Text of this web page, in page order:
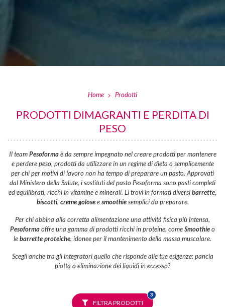
Home Prodotti
PRODOTTI DIMAGRANTI E PERDITA DI
PESO
Il teamPesoformaè da sempre impegnato nel creare prodotti per mantenere
e perdere peso, prodotti da utilizzare in un regime di dieta o semplicemente
per chi per motivi di lavoro non ha tempo di preparare un pasto. Approvati
dal Ministero della Salute, i sostituti del pasto Pesoforma sono pasti completi
ed equilibrati, ricchi in vitamine e minerali. Li trovi in formati diversibarrette,
biscotti, creme goloseesmoothiesemplici da preparare.
Per chi abbina alla corretta alimentazione una attività fisica più intensa,
Pesoformaoffre una gamma di prodotti ricchi in proteine, comeSmoothieo
lebarrette proteiche, idonee per il mantenimento della massa muscolare.
Scegli anche tra gli integratori quello che risponde alle tue esigenze: pancia
piatta o eliminazione dei liquidi in eccesso?
FILTRA PRODOTTI
3FILTRI
SELEZIONATI